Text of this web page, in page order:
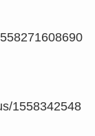
1558342548